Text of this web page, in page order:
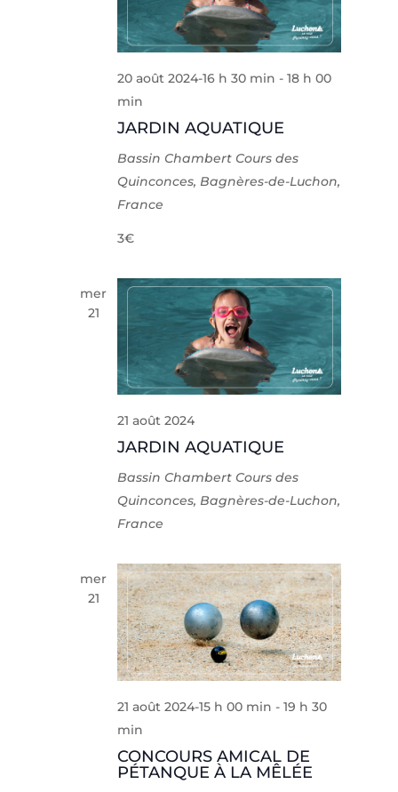
JARDIN AQUATIQUE
20 août 2024-16 h 30 min -18 h 00
min
Bassin Chambert Cours des
Quinconces, Bagnères-de-Luchon,
France
3€
mer
21
JARDIN AQUATIQUE
21 août 2024
Bassin Chambert Cours des
Quinconces, Bagnères-de-Luchon,
France
mer
21
CONCOURS AMICAL DE
PÉTANQUE À LA MÊLÉE
21 août 2024-15 h 00 min -19 h 30
min